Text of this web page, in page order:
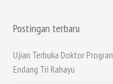
Postingan terbaru
Ujian Terbuka Doktor
Endang Tri Rahayu